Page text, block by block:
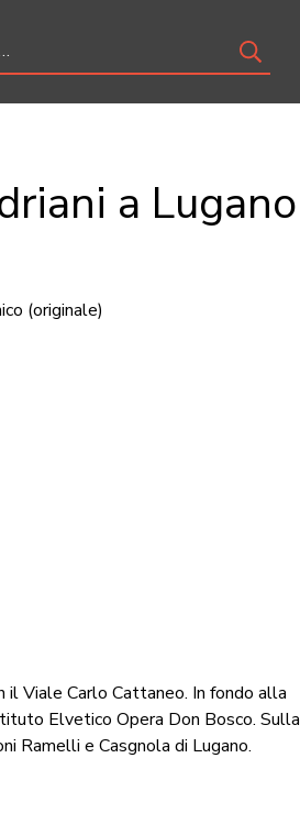
a Lugano
(originale)
il Viale Carlo Cattaneo. In fondo alla
Elvetico Opera Don Bosco. Sulla
Ramelli e Casgnola di Lugano.